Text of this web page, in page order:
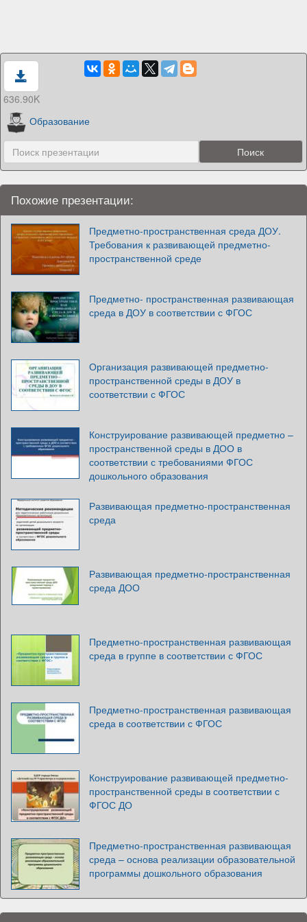
636.90K
Образование
Похожие презентации:
Предметно-пространственная среда ДОУ.
Требования к развивающей предметно-
пространственной среде
Предметно- пространственная развивающая
среда в ДОУ в соответствии с ФГОС
Организация развивающей предметно-
пространственной среды в ДОУ в
соответствии с ФГОС
Конструирование развивающей предметно –
пространственной среды в ДОО в
соответствии с требованиями ФГОС
дошкольного образования
Развивающая предметно-пространственная
среда
Развивающая предметно-пространственная
среда ДОО
Предметно-пространственная развивающая
среда в группе в соответствии с ФГОС
Предметно-пространственная развивающая
среда в соответствии с ФГОС
Конструирование развивающей предметно-
пространственной среды в соответствии с
ФГОС ДО
Предметно-пространственная развивающая
среда – основа реализации образовательной
программы дошкольного образования